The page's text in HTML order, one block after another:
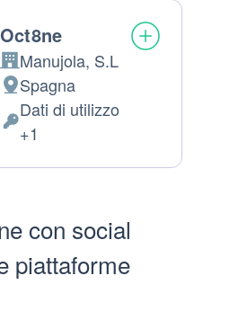
Oct8ne
Azienda:
Manujola, S.L
Luogo del trattamento:
Spagna
Dati Personali trattati:
Dati di utilizzo
+1
con social
piattaforme